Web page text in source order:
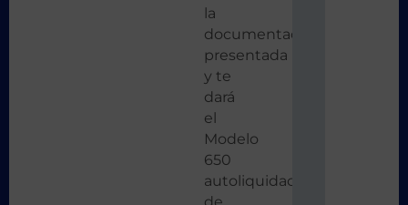
la
documentación
presentada
y te
dará
el
Modelo
650
autoliquidación